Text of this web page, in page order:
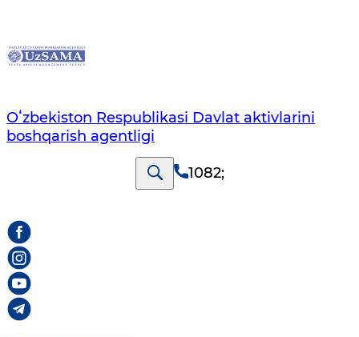
Oʻzbekiston Respublikasi Davlat aktivlarini
boshqarish agentligi
1082;